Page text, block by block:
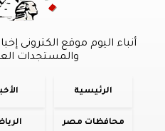
أنباء اليوم موقع الكترونى
والمستجدات
الرئيسية
محافظات مصر